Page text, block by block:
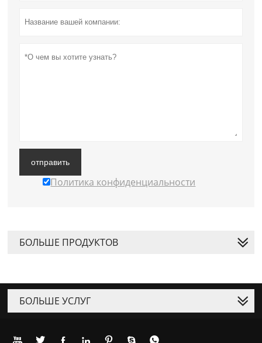
отправить
Политика конфиденциальности
БОЛЬШЕ ПРОДУКТОВ
БОЛЬШЕ УСЛУГ
      